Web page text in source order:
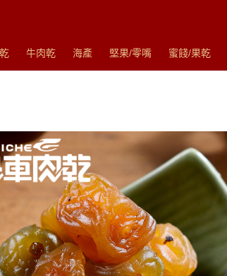
牛肉乾 海產 堅果/零嘴 蜜餞/果乾